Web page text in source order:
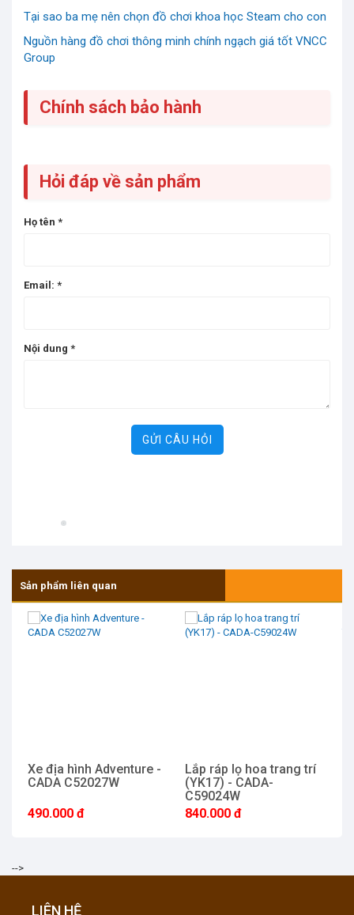
Tại sao ba mẹ nên chọn đồ chơi khoa học Steam cho con
Nguồn hàng đồ chơi thông minh chính ngạch giá tốt VNCC
Group
Chính sách bảo hành
Hỏi đáp về sản phẩm
Họ tên *
Email: *
Nội dung *
GỬI CÂU HỎI
Sản phẩm liên quan
Xe địa hình Adventure -
CADA C52027W
490.000 đ
Lắp ráp lọ hoa trang trí
(YK17) - CADA-
C59024W
840.000 đ
-->
LIÊN HỆ